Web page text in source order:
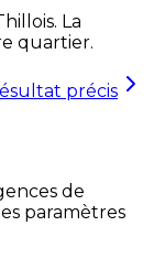
. La
quartier.
précis
de
paramètres